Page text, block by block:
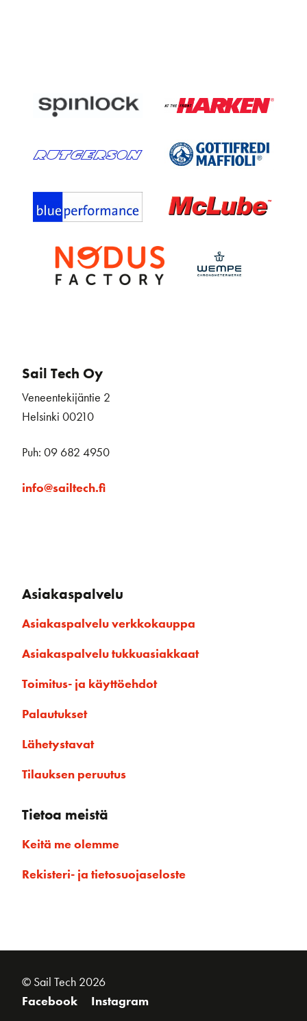
Sail Tech Oy
Veneentekijäntie 2
Helsinki 00210
Puh: 09 682 4950
info@sailtech.fi
Asiakaspalvelu
Asiakaspalvelu verkkokauppa
Asiakaspalvelu tukkuasiakkaat
Toimitus- ja käyttöehdot
Palautukset
Lähetystavat
Tilauksen peruutus
Tietoa meistä
Keitä me olemme
Rekisteri- ja tietosuojaseloste
© Sail Tech 2026
Facebook
Instagram